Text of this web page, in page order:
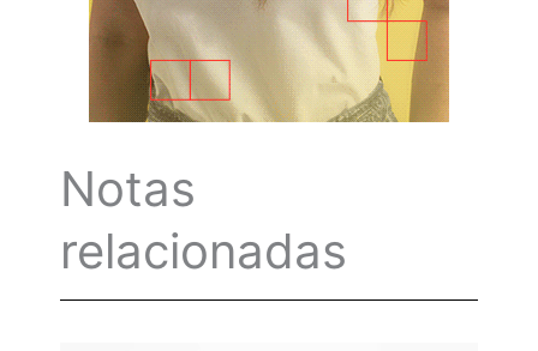
Notas
relacionadas